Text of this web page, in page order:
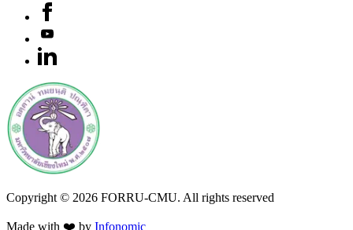
Copyright © 2026 FORRU-CMU. All rights reserved
Made with ❤️ by Infonomic